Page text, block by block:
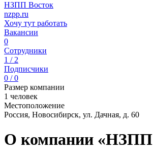
НЗПП Восток
nzpp.ru
Хочу тут работать
Вакансии
0
Сотрудники
1 / 2
Подписчики
0 / 0
Размер компании
1 человек
Местоположение
Россия, Новосибирск, ул. Дачная, д. 60
О компании «НЗПП